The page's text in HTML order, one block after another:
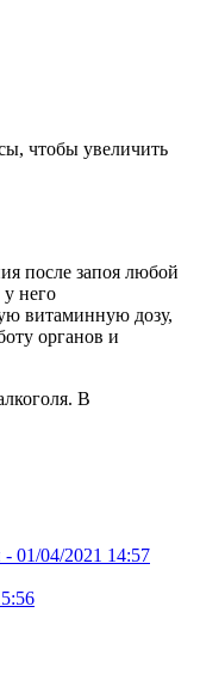
чтобы увеличить
после запоя любой
него
витаминную дозу,
органов и
В
- 01/04/2021 14:57